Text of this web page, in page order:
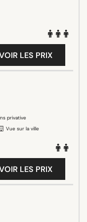
LES PRIX
privative
Vue sur la ville
LES PRIX